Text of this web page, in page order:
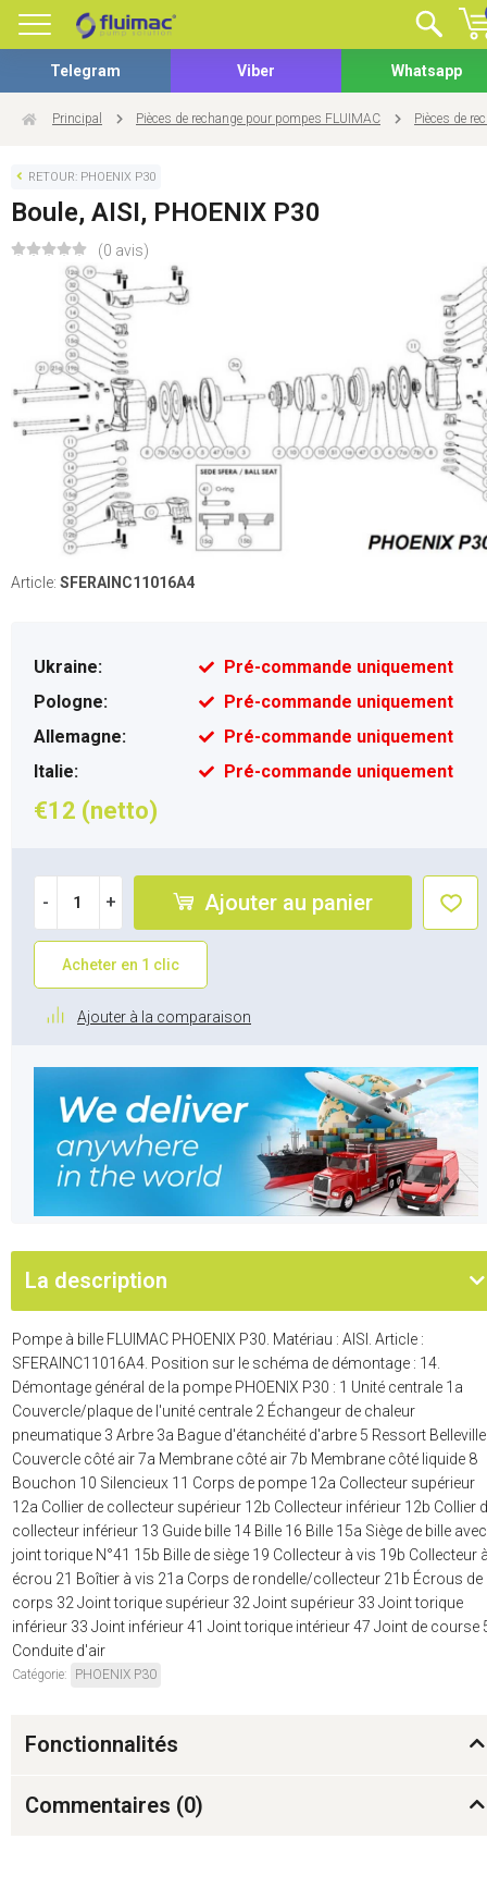
Telegram Viber Whatsapp
Principal Pièces de rechange pour pompes FLUIMAC Pièces de
RETOUR: PHOENIX P30
Boule, AISI, PHOENIX P30
(0 avis)
Article: SFERAINC11016A4
Ukraine:
Pré-commande uniquement
Pologne:
Pré-commande uniquement
Allemagne:
Pré-commande uniquement
Italie:
Pré-commande uniquement
€12 (netto)
- + Ajouter au panier
Acheter en 1 clic
Ajouter à la comparaison
La description
Pompe à bille FLUIMAC PHOENIX P30. Matériau : AISI. Article :
SFERAINC11016A4. Position sur le schéma de démontage : 14.
Démontage général de la pompe PHOENIX P30 : 1 Unité centrale 1a
Couvercle/plaque de l'unité centrale 2 Échangeur de chaleur
pneumatique 3 Arbre 3a Bague d'étanchéité d'arbre 5 Ressort
Couvercle côté air 7a Membrane côté air 7b Membrane côté liquide 8
Bouchon 10 Silencieux 11 Corps de pompe 12a Collecteur supérieur
12a Collier de collecteur supérieur 12b Collecteur inférieur 12b Collier
collecteur inférieur 13 Guide bille 14 Bille 16 Bille 15a Siège de bille avec
joint torique N°41 15b Bille de siège 19 Collecteur à vis 19b Collecteur
écrou 21 Boîtier à vis 21a Corps de rondelle/collecteur 21b Écrous de
corps 32 Joint torique supérieur 32 Joint supérieur 33 Joint torique
inférieur 33 Joint inférieur 41 Joint torique intérieur 47 Joint de course
Conduite d'air
Catégorie: PHOENIX P30
Fonctionnalités
Commentaires (0)